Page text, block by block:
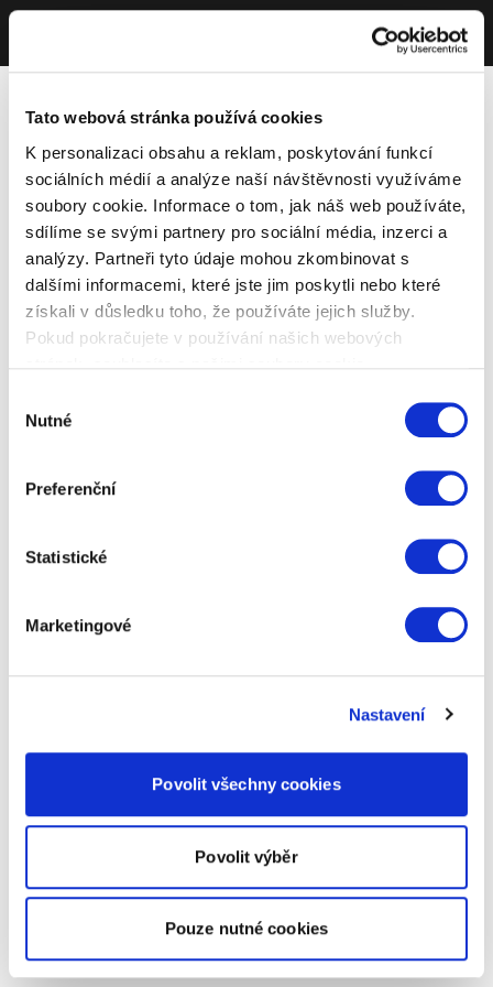
Tato webová stránka používá cookies
K personalizaci obsahu a reklam, poskytování funkcí
sociálních médií a analýze naší návštěvnosti využíváme
soubory cookie. Informace o tom, jak náš web používáte,
sdílíme se svými partnery pro sociální média, inzerci a
analýzy. Partneři tyto údaje mohou zkombinovat s
dalšími informacemi, které jste jim poskytli nebo které
získali v důsledku toho, že používáte jejich služby.
Pokud pokračujete v používání našich webových
souhlasu
Nutné
Preferenční
Statistické
Marketingové
Nastavení
Povolit všechny cookies
Povolit výběr
Pouze nutné cookies